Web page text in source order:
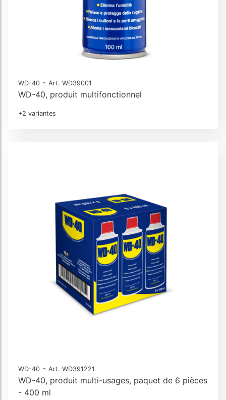
WD-40 - Art. WD39001
WD-40, produit multifonctionnel
+2 variantes
WD-40 - Art. WD391221
WD-40, produit multi-usages, paquet de 6 pièces
- 400 ml